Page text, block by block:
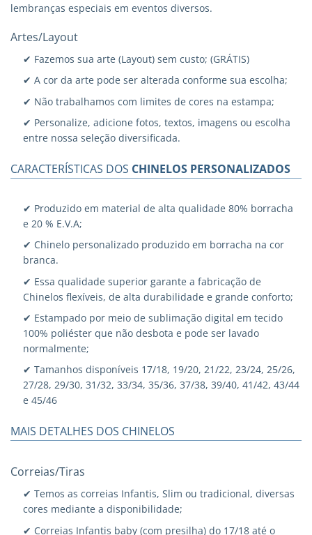
lembranças especiais em eventos diversos.
Artes/Layout
✔ Fazemos sua arte (Layout) sem custo; (GRÁTIS)
✔ A cor da arte pode ser alterada conforme sua escolha;
✔ Não trabalhamos com limites de cores na estampa;
✔ Personalize, adicione fotos, textos, imagens ou escolha
entre nossa seleção diversificada.
CARACTERÍSTICAS DOS CHINELOS PERSONALIZADOS
✔ Produzido em material de alta qualidade 80% borracha
e 20 % E.V.A;
✔ Chinelo personalizado produzido em borracha na cor
branca.
✔ Essa qualidade superior garante a fabricação de
Chinelos flexíveis, de alta durabilidade e grande conforto;
✔ Estampado por meio de sublimação digital em tecido
100% poliéster que não desbota e pode ser lavado
normalmente;
✔ Tamanhos disponíveis 17/18, 19/20, 21/22, 23/24, 25/26,
27/28, 29/30, 31/32, 33/34, 35/36, 37/38, 39/40, 41/42, 43/44
e 45/46
MAIS DETALHES DOS CHINELOS
Correias/Tiras
✔ Temos as correias Infantis, Slim ou tradicional, diversas
cores mediante a disponibilidade;
✔ Correias Infantis baby (com presilha) do 17/18 até o